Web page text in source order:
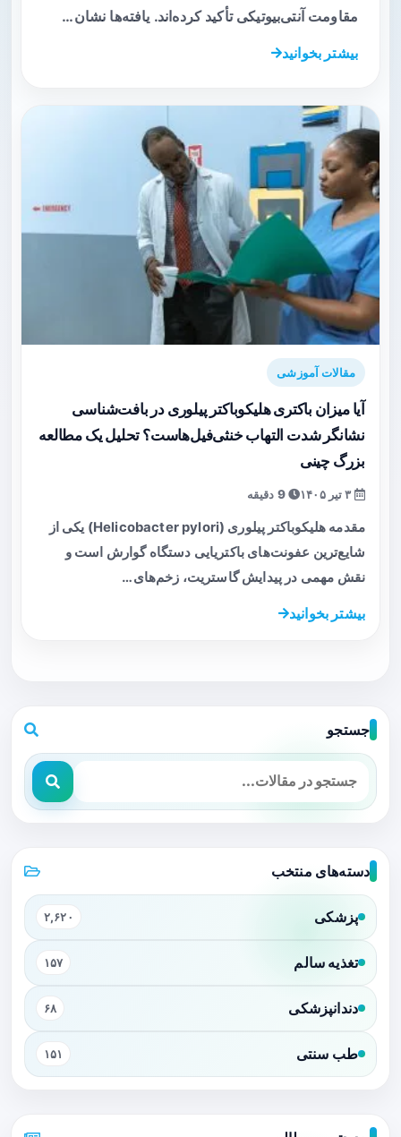
مقاومت آنتی‌بیوتیکی تأکید کرده‌اند. یافته‌ها نشان…
بیشتر بخوانید
مقالات آموزشی
آیا میزان باکتری هلیکوباکتر پیلوری در بافت‌شناسی
نشانگر شدت التهاب خنثی‌فیل‌هاست؟ تحلیل یک مطالعه
بزرگ چینی
9 دقیقه
مقدمه هلیکوباکتر پیلوری (Helicobacter pylori) یکی از
شایع‌ترین عفونت‌های باکتریایی دستگاه گوارش است و
نقش مهمی در پیدایش گاستریت، زخم‌های…
بیشتر بخوانید
جستجو
دسته‌های منتخب
پزشکی ۲,۶۲۰
تغذیه سالم ۱۵۷
دندانپزشکی ۶۸
طب سنتی ۱۵۱